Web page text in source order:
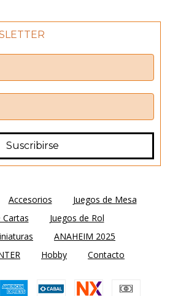
Accesorios
Juegos de Mesa
Cartas
Juegos de Rol
ANAHEIM 2025
Hobby Contacto